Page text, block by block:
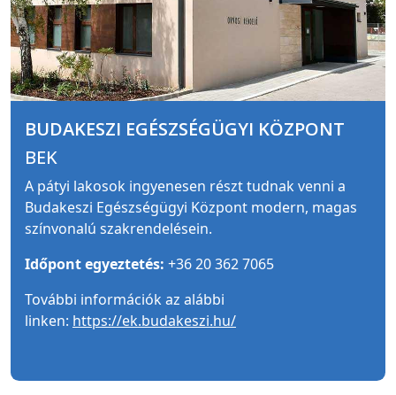
BUDAKESZI EGÉSZSÉGÜGYI KÖZPONT
BEK
A pátyi lakosok ingyenesen részt tudnak venni a
Budakeszi Egészségügyi Központ modern, magas
színvonalú szakrendelésein.
Időpont egyeztetés: +36 20 362 7065
További információk az alábbi
linken: https://ek.budakeszi.hu/